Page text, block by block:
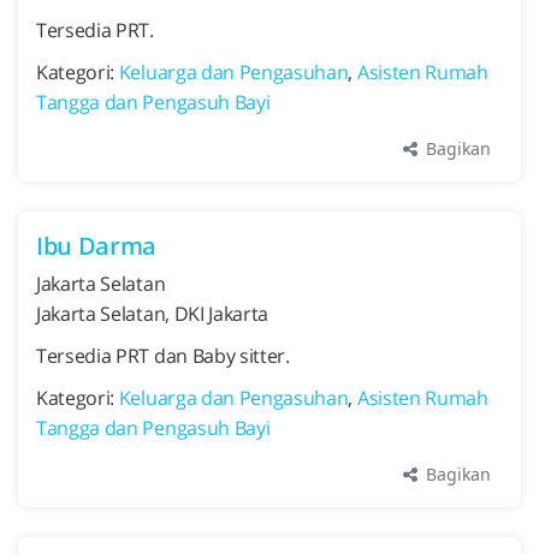
Tersedia PRT.
Kategori: Keluarga dan Pengasuhan, Asisten Rumah
Tangga dan Pengasuh Bayi
Bagikan
Ibu Darma
Jakarta Selatan
Jakarta Selatan, DKI Jakarta
Tersedia PRT dan Baby sitter.
Kategori: Keluarga dan Pengasuhan, Asisten Rumah
Tangga dan Pengasuh Bayi
Bagikan